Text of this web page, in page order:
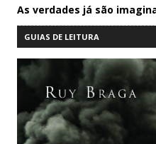
As verdades já são
GUIAS DE LEITURA